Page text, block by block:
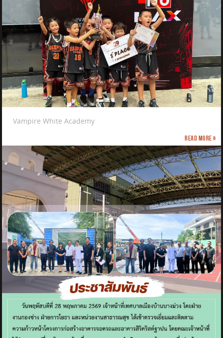
Vampire White Academy
Read more »